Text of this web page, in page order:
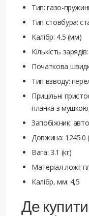
Тип: газо-
Тип стовбура:
Калібр: 4.5 (мм)
Кількість
Початкова
Тип взводу:
Прицільні
планка з
Запобіжник:
Довжина: 1245.0
Вага: 3.1 (кг)
Матеріал ложі:
Калібр, мм: 4,5
Де